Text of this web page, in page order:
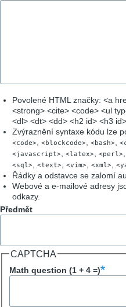
Povolené HTML značky: <a
<strong> <cite> <code> <ul
<dl> <dt> <dd> <h2 id> <h3
Zvýraznění syntaxe kódu lze
<code> <blockcode> <bash>
<javascript> <latex> <perl>
<sql> <text> <vim> <xml>
Řádky a odstavce se zalomí
Webové a e-mailové adresy
odkazy.
Předmět
CAPTCHA
Math question (1 + 4 =)